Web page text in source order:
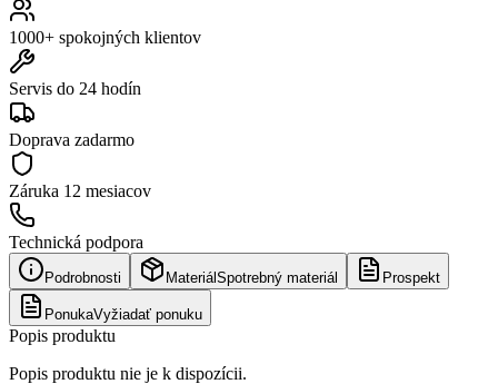
1000+ spokojných klientov
Servis do 24 hodín
Doprava zadarmo
Záruka 12 mesiacov
Technická podpora
Podrobnosti Materiál Spotrebný materiál Prospekt
PonukaVyžiadať ponuku
Popis produktu
Popis produktu nie je k dispozícii.